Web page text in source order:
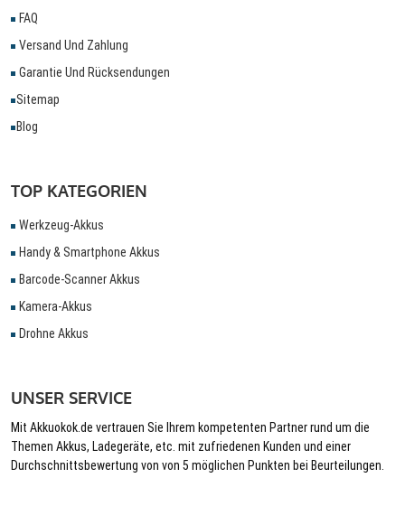
FAQ
Versand Und Zahlung
Garantie Und Rücksendungen
Sitemap
Blog
TOP KATEGORIEN
Werkzeug-Akkus
Handy & Smartphone Akkus
Barcode-Scanner Akkus
Kamera-Akkus
Drohne Akkus
UNSER SERVICE
Mit Akkuokok.de vertrauen Sie Ihrem kompetenten Partner rund um die
Themen Akkus, Ladegeräte, etc. mit zufriedenen Kunden und einer
Durchschnittsbewertung von von 5 möglichen Punkten bei Beurteilungen.